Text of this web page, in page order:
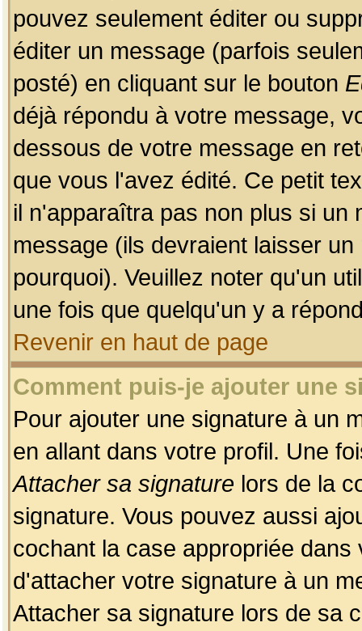
pouvez seulement éditer ou
éditer un message (parfois
posté) en cliquant sur le bouton
déjà répondu à votre message,
dessous de votre message en
que vous l'avez édité. Ce petit
il n'apparaîtra pas non plus si un
message (ils devraient laisser
pourquoi). Veuillez noter qu'un
une fois que quelqu'un y a
Revenir en haut de page
Comment puis-je ajouter une
Pour ajouter une signature à un
en allant dans votre profil. Une
Attacher sa signature lors de la
signature. Vous pouvez aussi
cochant la case appropriée
d'attacher votre signature à un
Attacher sa signature lors de sa